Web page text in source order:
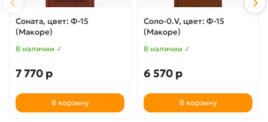
Соната, цвет: Ф-15
(Макоре)
В наличии ✓
7 770 р
В корзину
Соло-0.V, цвет: Ф-15
(Макоре)
В наличии ✓
6 570 р
В корзину